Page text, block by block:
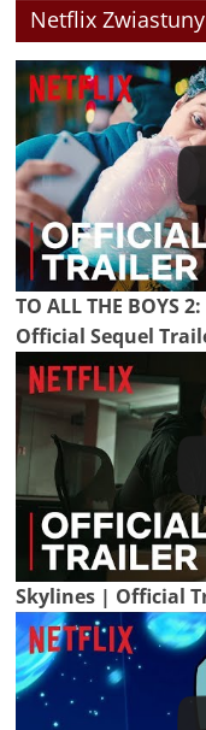
Netflix
TO ALL THE BOYS
Official Sequel
Skylines | Official